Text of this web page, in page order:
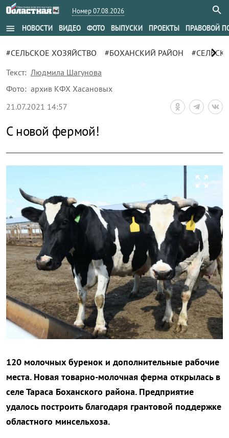
Номер 07.08.2026
menu НОВОСТИ ВИДЕО ФОТО ВЫПУСКИ ПРОЕКТЫ ПРАВОВОЙ
#СЕЛЬСКОЕ ХОЗЯЙСТВО #БОХАНСКИЙ РАЙОН chevron_right
Текст: Людмила Шагунова
Фото: архив КФХ Хасановых
21.07.2021 14:57
С новой фермой!
zoom_out_map
120 молочных буренок и дополнительные рабочие
места. Новая товарно-молочная ферма открылась в
селе Тараса Боханского района. Предприятие
удалось построить благодаря грантовой поддержке
областного минсельхоза.